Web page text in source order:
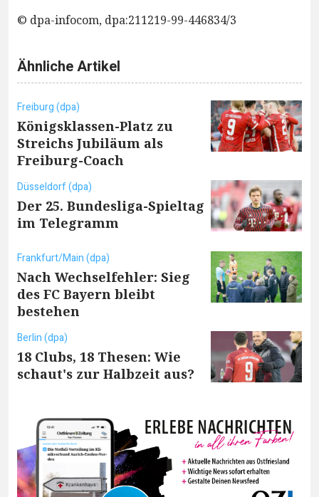
© dpa-infocom, dpa:211219-99-446834/3
Ähnliche Artikel
Freiburg (dpa)
Königsklassen-Platz zu
Streichs Jubiläum als
Freiburg-Coach
Düsseldorf (dpa)
Der 25. Bundesliga-Spieltag
im Telegramm
Frankfurt/Main (dpa)
Nach Wechselfehler: Sieg
des FC Bayern bleibt
bestehen
Berlin (dpa)
18 Clubs, 18 Thesen: Wie
schaut's zur Halbzeit aus?